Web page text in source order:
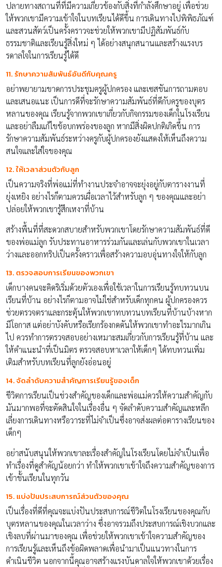
ปลายทางสถานที่ที่มีความเกี่ยวข้องกับสิ่งที่กำลังศึกษาอยู่ เพื่อช่วย
ให้พวกเขามีความเข้าใจในบทเรียนได้ดีขึ้น การเดินทางไปพิพิธภัณฑ์
และสวนสัตว์เป็นครั้งคราวจะช่วยให้พวกเขามีปฏิสัมพันธ์กับ
ธรรมชาติและเรียนรู้สิ่งใหม่ ๆ ได้อย่างสนุกสนานและสร้างแรงบร
รดาลใจในการเรียนรู้ได้ดี
11. รักษาความสัมพันธ์อันดีกับคุณครู
อย่าพยายามขาดการประชุมครูผู้ปกครอง และเซสชันการถามตอบ
และเสนอแนะ เป็นการดีที่จะรักษาความสัมพันธ์ที่ดีกับครูของบุตร
หลานของคุณ เรียนรู้จากพวกเขาเกี่ยวกับกิจกรรมของเด็กในโรงเรียน
และอย่าลืมแก้ไขข้อบกพร่องของลูก หากมีสิ่งผิดปกติเกิดขึ้น การ
รักษาความสัมพันธ์ระหว่างครูกับผู้ปกครองยังแสดงให้เห็นถึงความ
สนใจและใส่ใจของคุณ
12. ให้เวลาส่วนตัวกับลูก
เป็นความจริงที่พ่อแม่ที่ทำงานประจำอาจจะยุ่งอยู่กับตารางงานที่
ยุ่งเหยิง อย่างไรก็ตามควรเผื่อเวลาไว้สำหรับลูก ๆ ของคุณและอย่า
ปล่อยให้พวกเขารู้สึกเหงาที่บ้าน
สร้างพื้นที่ที่สะดวกสบายสำหรับพวกเขาโดยรักษาความสัมพันธ์ที่ดี
ของพ่อแม่ลูก รับประทานอาหารร่วมกันและเล่นกับพวกเขาในเวลา
ว่างและออกทริปเป็นครั้งคราวเพื่อสร้างความอบอุ่นทางใจให้กับลูก
13. ตรวจสอบการเรียนของพวกเขา
เด็กบางคนจะคิดริเริ่มด้วยตัวเองเพื่อใช้เวลาในการเรียนรู้ทบทวนบน
เรียนที่บ้าน อย่างไรก็ตามอาจไม่ใช่สำหรับเด็กทุกคน ผู้ปกครองควร
ช่วยตรวจตราและกระตุ้นให้พวกเขาทบทวนบทเรียนที่บ้านบ้างหาก
มีโอกาส แต่อย่าบังคับหรือเรียกร้องกดดันให้พวกเขาทำอะไรมากเกิน
ไป ควรทำการตรวจสอบอย่างเหมาะสมเกี่ยวกับการเรียนรู้ที่บ้าน และ
ให้คำแนะนำที่เป็นมิตร ตรวจสอบหาเวลาให้เด็กๆ ได้ทบทวนเพิ่ม
เติมสำหรับบทเรียนที่ลูกยังอ่อนอยู่
14. จัดลำดับความสำคัญการเรียนรู้ของเด็ก
ชีวิตการเรียนเป็นช่วงสำคัญของเด็กและพ่อแม่ควรให้ความสำคัญกับ
มันมากพอที่จะตัดสินใจในเรื่องอื่น ๆ จัดลำดับความสำคัญและหลีก
เลี่ยงการเดินทางหรือวาระที่ไม่จำเป็นซึ่งอาจส่งผลต่อตารางเรียนของ
เด็กๆ
อย่าสนับสนุนให้พวกเขาละเรื่องสำคัญในโรงเรียนโดยไม่จำเป็นเพื่อ
ทำเรื่องที่ดูสำคัญน้อยกว่า ทำให้พวกเขาเข้าใจถึงความสำคัญของการ
เข้าชั้นเรียนในทุกวัน
15. แบ่งปันประสบการณ์ส่วนตัวของคุณ
เป็นเรื่องที่ดีที่คุณจะแบ่งปันประสบการณ์ชีวิตในโรงเรียนของคุณกับ
บุตรหลานของคุณในเวลาว่าง ซึ่งอาจรวมถึงประสบการณ์เชิงบวกและ
เชิงลบที่ผ่านมาของคุณ เพื่อช่วยให้พวกเขาเข้าใจความสำคัญของ
การเรียนรู้และเห็นถึงข้อผิดพลาดเพื่อนำมาเป็นแนวทางในการ
ดำเนินชีวิต นอกจากนี้คุณอาจสร้างแรงบันดาลใจให้พวกเขาด้วยเรื่อง